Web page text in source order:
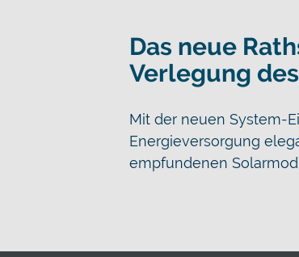
Das neue
Verlegung
Mit der neuen System-
Energieversorgung
empfundenen